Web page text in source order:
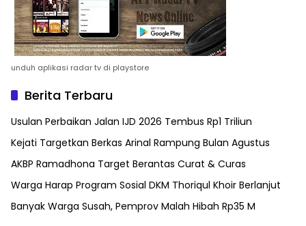
unduh aplikasi radar tv di playstore
Berita Terbaru
Usulan Perbaikan Jalan IJD 2026 Tembus Rp1 Triliun
Kejati Targetkan Berkas Arinal Rampung Bulan Agustus
AKBP Ramadhona Target Berantas Curat & Curas
Warga Harap Program Sosial DKM Thoriqul Khoir Berlanjut
Banyak Warga Susah, Pemprov Malah Hibah Rp35 M